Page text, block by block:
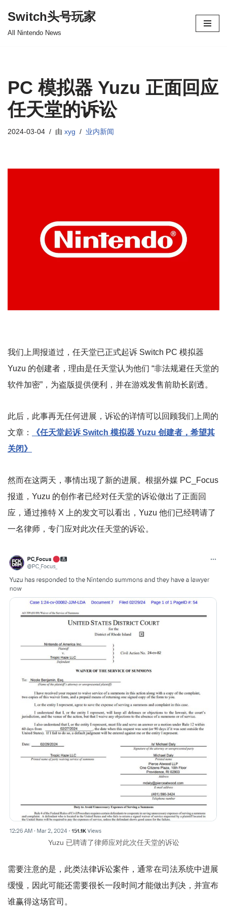
Switch头号玩家
All Nintendo News
PC 模拟器 Yuzu 正面回应
任天堂的诉讼
2024-03-04 由 xyg 业内新闻
我们上周报道过，任天堂已正式起诉 Switch PC 模拟器
Yuzu 的创建者，理由是任天堂认为他们 “非法规避任天堂的
软件加密”，为盗版提供便利，并在游戏发售前助长剧透。
此后，此事再无任何进展，诉讼的详情可以回顾我们上周的
文章：
《任天堂起诉 Switch 模拟器 Yuzu 创建者，希望其
关闭》
然而在这两天，事情出现了新的进展。根据外媒 PC_Focus
报道，Yuzu 的创作者已经对任天堂的诉讼做出了正面回
应，通过推特 X 上的发文可以看出，Yuzu 他们已经聘请了
一名律师，专门应对此次任天堂的诉讼。
Yuzu 已聘请了律师应对此次任天堂的诉讼
需要注意的是，此类法律诉讼案件，通常在司法系统中进展
缓慢，因此可能还需要很长一段时间才能做出判决，并宣布
谁赢得这场官司。